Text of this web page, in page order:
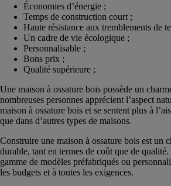
Économies d’énergie ;
Temps de construction court ;
Haute résistance aux tremblements de
Un cadre de vie écologique ;
Personnalisable ;
Bons prix ;
Qualité supérieure ;
Une maison à ossature bois possède un
nombreuses personnes apprécient l’aspect
maison à ossature bois et se sentent plus à
que dans d’autres types de maisons.
Construire une maison à ossature bois est un
durable, tant en termes de coût que de
gamme de modèles préfabriqués ou
les budgets et à toutes les exigences.